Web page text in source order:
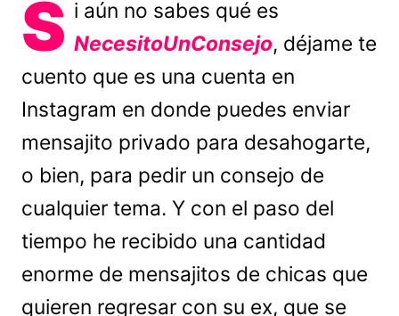
S i aún no sabes qué es
NecesitoUnConsejo, déjame te
cuento que es una cuenta en
Instagram en donde puedes enviar
mensajito privado para desahogarte,
o bien, para pedir un consejo de
cualquier tema. Y con el paso del
tiempo he recibido una cantidad
enorme de mensajitos de chicas que
quieren regresar con su ex, que se